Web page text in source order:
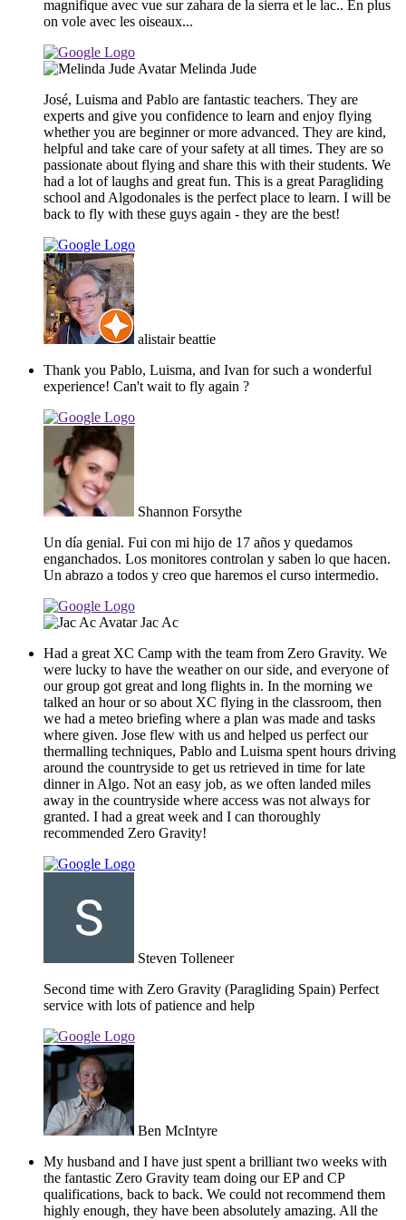
magnifique avec vue sur zahara de la sierra et le lac.. En plus
on vole avec les oiseaux...
Melinda Jude
José, Luisma and Pablo are fantastic teachers. They are
experts and give you confidence to learn and enjoy flying
whether you are beginner or more advanced. They are kind,
helpful and take care of your safety at all times. They are so
passionate about flying and share this with their students. We
had a lot of laughs and great fun. This is a great Paragliding
school and Algodonales is the perfect place to learn. I will be
back to fly with these guys again - they are the best!
alistair beattie
Thank you Pablo, Luisma, and Ivan for such a wonderful
experience! Can't wait to fly again ?
Shannon Forsythe
Un día genial. Fui con mi hijo de 17 años y quedamos
enganchados. Los monitores controlan y saben lo que hacen.
Un abrazo a todos y creo que haremos el curso intermedio.
Jac Ac
Had a great XC Camp with the team from Zero Gravity. We
were lucky to have the weather on our side, and everyone of
our group got great and long flights in. In the morning we
talked an hour or so about XC flying in the classroom, then
we had a meteo briefing where a plan was made and tasks
where given. Jose flew with us and helped us perfect our
thermalling techniques, Pablo and Luisma spent hours driving
around the countryside to get us retrieved in time for late
dinner in Algo. Not an easy job, as we often landed miles
away in the countryside where access was not always for
granted. I had a great week and I can thoroughly
recommended Zero Gravity!
Steven Tolleneer
Second time with Zero Gravity (Paragliding Spain) Perfect
service with lots of patience and help
Ben McIntyre
My husband and I have just spent a brilliant two weeks with
the fantastic Zero Gravity team doing our EP and CP
qualifications, back to back. We could not recommend them
highly enough, they have been absolutely amazing. All the